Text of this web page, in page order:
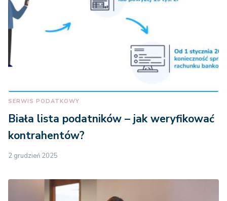
SERWIS PODATKOWY
Biała lista podatników – jak weryfikować
kontrahentów?
2 grudzień 2025